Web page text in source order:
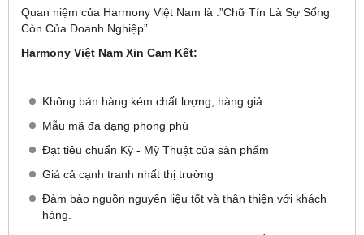
Quan niệm của Harmony Việt Nam là :”Chữ Tín Là Sự Sống
Còn Của Doanh Nghiệp”.
Harmony Việt Nam Xin Cam Kết:
Không bán hàng kém chất lượng, hàng giả.
Mẫu mã đa dạng phong phú
Đạt tiêu chuẩn Kỹ - Mỹ Thuật của sản phẩm
Giá cả cạnh tranh nhất thị trường
Đảm bảo nguồn nguyên liệu tốt và thân thiện với khách
hàng.